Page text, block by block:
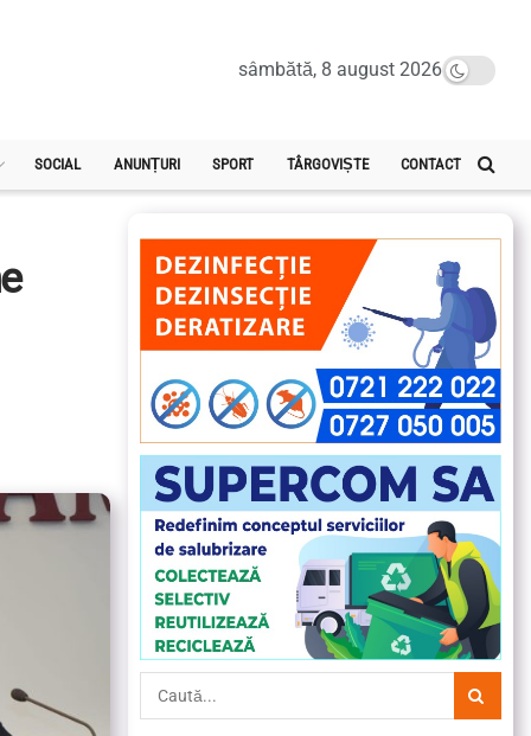
sâmbătă, 8 august 2026
SOCIAL ANUNȚURI SPORT TÂRGOVIȘTE CONTACT